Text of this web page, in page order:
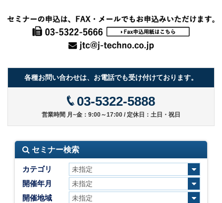
各種お問い合わせは、お電話でも受け付けております。
03-5322-5888
営業時間 月~金：9:00～17:00 / 定休日：土日・祝日
セミナー検索
カテゴリ
開催年月
開催地域